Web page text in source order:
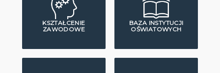
KSZTAŁCENIE
ZAWODOWE
BAZA INSTYTUCJI
OŚWIATOWYCH